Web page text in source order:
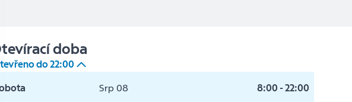
doba
do22:00
Srp 08 8:00 -22:00